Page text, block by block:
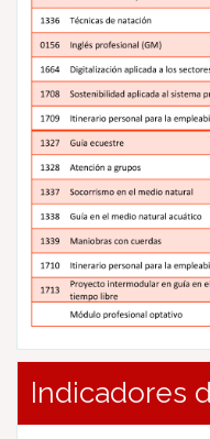
Indicadores